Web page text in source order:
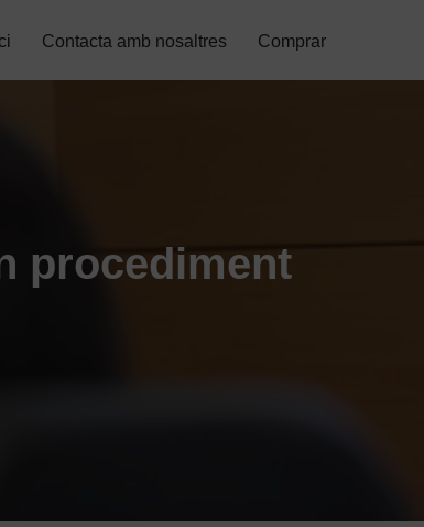
Contacta amb nosaltres Comprar
procediment